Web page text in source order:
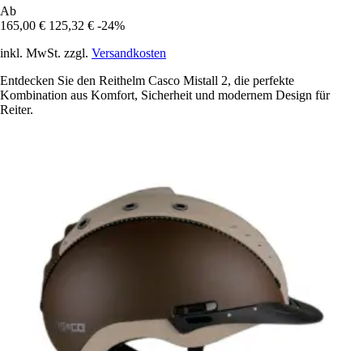
Ab
165,00 € 125,32 € -24%
inkl. MwSt. zzgl. Versandkosten
Entdecken Sie den Reithelm Casco Mistall 2, die perfekte
Kombination aus Komfort, Sicherheit und modernem Design für
Reiter.